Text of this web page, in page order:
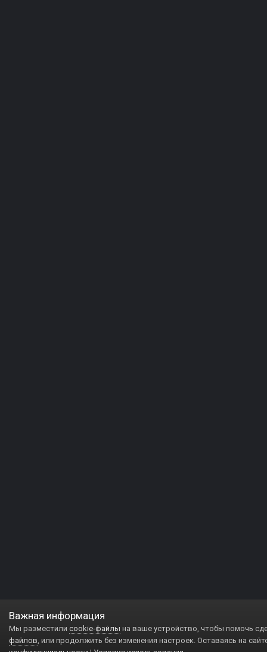
Важная информация
Мы разместили cookie-файлы на ваше устройство, чтобы помочь
файлов, или продолжить без изменения настроек. Оставаясь на